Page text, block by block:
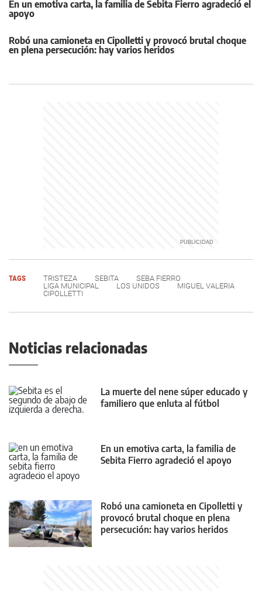
En un emotiva carta, la familia de Sebita Fierro agradeció el
apoyo
Robó una camioneta en Cipolletti y provocó brutal choque
en plena persecución: hay varios heridos
TAGS TRISTEZA SEBITA
SEBA FIERRO
LIGA MUNICIPAL
LOS UNIDOS
MIGUEL VALERIA
CIPOLLETTI
Noticias relacionadas
La muerte del nene súper educado y
familiero que enluta al fútbol
En un emotiva carta, la familia de
Sebita Fierro agradeció el apoyo
Robó una camioneta en Cipolletti y
provocó brutal choque en plena
persecución: hay varios heridos